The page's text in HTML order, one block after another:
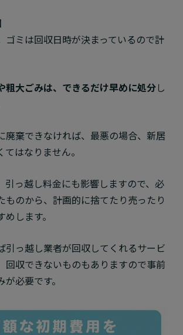
ゴミは回収日時が決まっているので計
粗大ごみは、できるだけ早めに処分し
廃棄できなければ、最悪の場合、新居
はなりません。
引っ越し料金にも影響しますので、必
ものから、計画的に捨てたり売ったり
します。
引っ越し業者が回収してくれるサービ
回収できないものもありますので事前
必要です。